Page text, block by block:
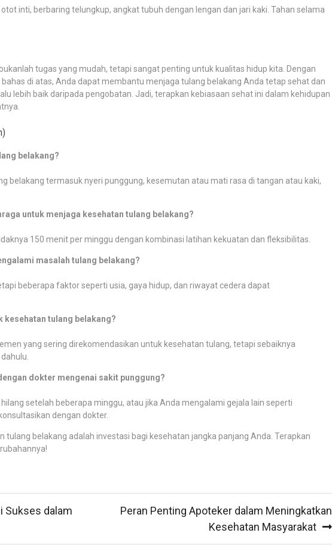
inti, berbaring telungkup, angkat tubuh dengan lengan dan jari kaki. Tahan selama
tugas yang mudah, tetapi sangat penting untuk kualitas hidup kita. Dengan
di atas, Anda dapat membantu menjaga tulang belakang Anda tetap sehat dan
lebih baik daripada pengobatan. Jadi, terapkan kebiasaan sehat ini dalam kehidupan
belakang?
belakang termasuk nyeri punggung, kesemutan atau mati rasa di tangan atau kaki,
untuk menjaga kesehatan tulang belakang?
150 menit per minggu dengan kombinasi latihan kekuatan dan fleksibilitas.
masalah tulang belakang?
beberapa faktor seperti usia, gaya hidup, dan riwayat cedera dapat
kesehatan tulang belakang?
yang sering direkomendasikan untuk kesehatan tulang, tetapi sebaiknya
dokter mengenai sakit punggung?
setelah beberapa minggu, atau jika Anda mengalami gejala lain seperti
dengan dokter.
tulang belakang adalah investasi bagi kesehatan jangka panjang Anda. Terapkan
Sukses dalam
Peran Penting Apoteker dalam Meningkatkan
Kesehatan Masyarakat